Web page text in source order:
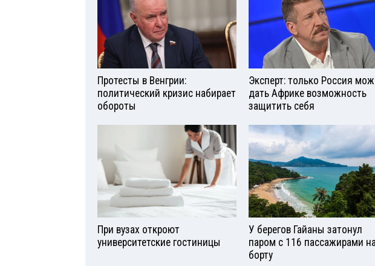
Протесты в Венгрии:
политический кризис набирает
обороты
Эксперт: только Россия
дать Африке возможность
защитить себя
При вузах откроют
университетские гостиницы
У берегов Гайаны затонул
паром с 116 пассажирами на
борту